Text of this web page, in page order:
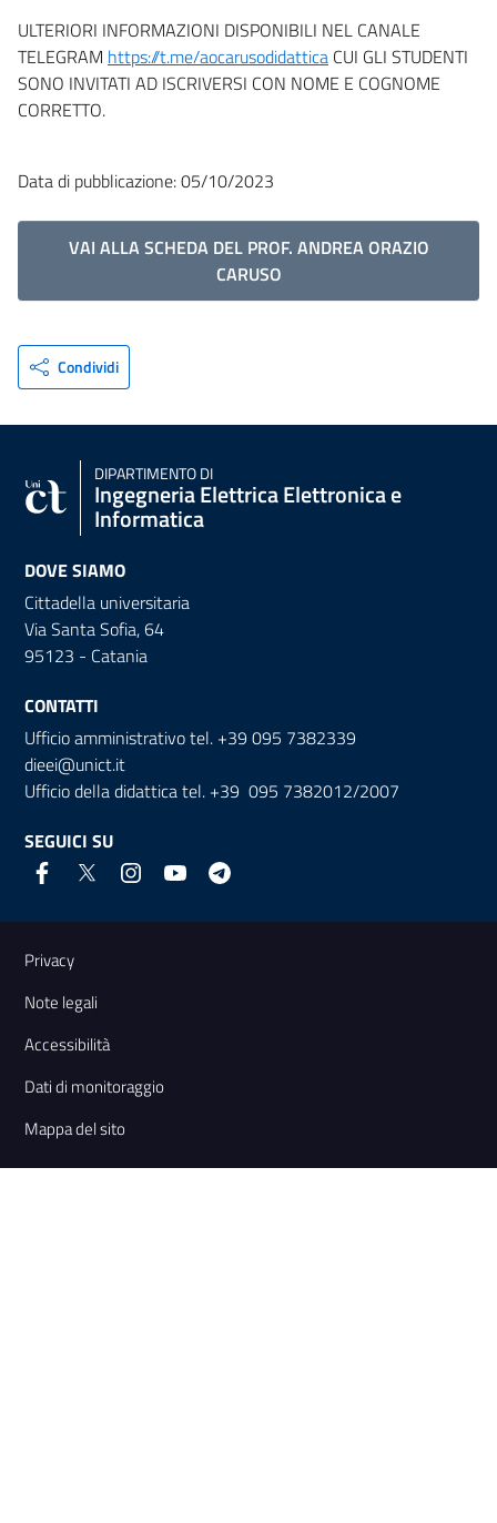
ULTERIORI INFORMAZIONI DISPONIBILI NEL CANALE
TELEGRAM https://t.me/aocarusodidattica CUI GLI STUDENTI
SONO INVITATI AD ISCRIVERSI CON NOME E COGNOME
CORRETTO.
Data di pubblicazione: 05/10/2023
VAI ALLA SCHEDA DEL PROF. ANDREA ORAZIO
CARUSO
Condividi
DIPARTIMENTO DI
Ingegneria Elettrica Elettronica e
Informatica
DOVE SIAMO
Cittadella universitaria
Via Santa Sofia, 64
95123 - Catania
CONTATTI
Ufficio amministrativo tel. +39 095 7382339
dieei@unict.it
Ufficio della didattica tel. +39 095 7382012/2007
SEGUICI SU
Link e informazioni utili
Privacy
Note legali
Accessibilità
Dati di monitoraggio
Mappa del sito